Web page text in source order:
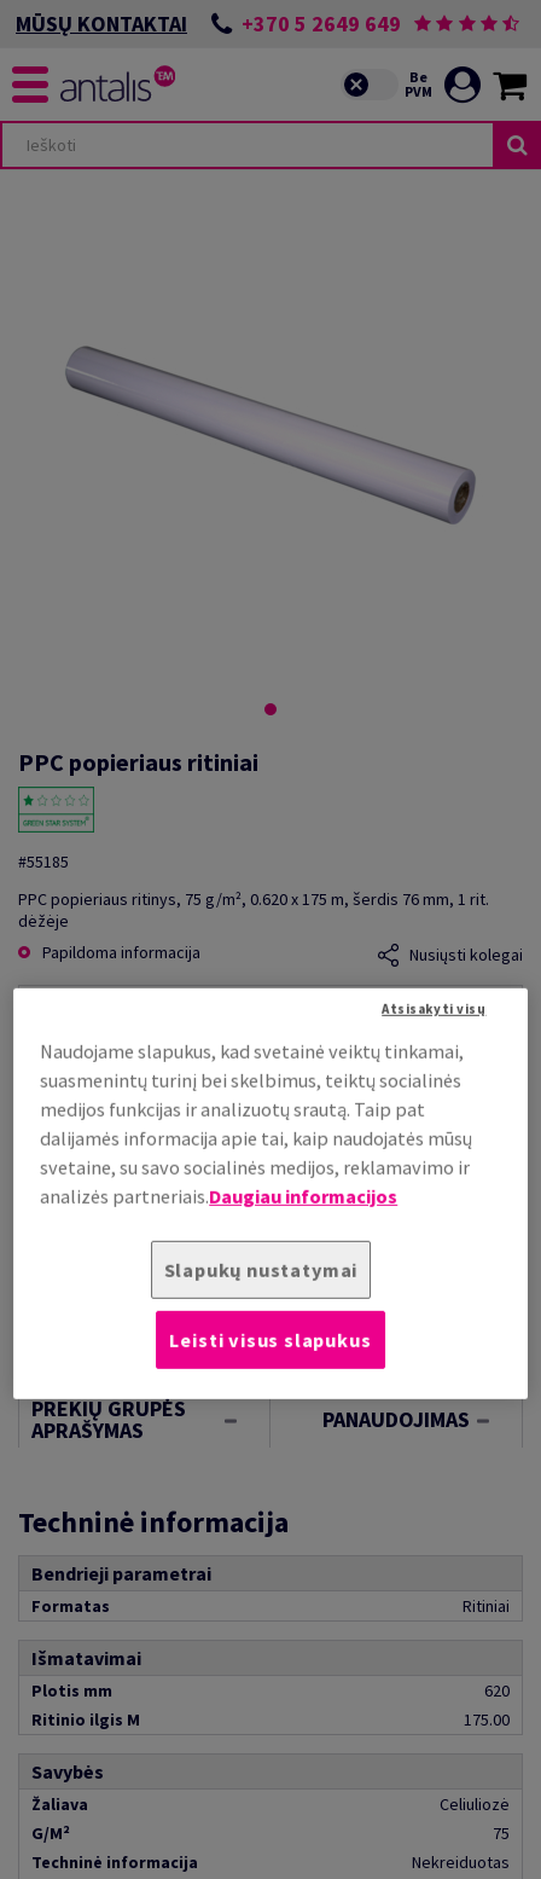
MŪSŲ KONTAKTAI +370 5 2649 649
PPC popieriaus ritiniai
#55185
PPC popieriaus ritinys, 75 g/m², 0.620 x 175 m, šerdis 76 mm, 1 rit.
dėžėje
Papildoma informacija
Nusiųsti kolegai
už 1 rit.
(8,14 kg )
PALAIKOMA SANDĖLYJE
Kiekių palyginimas
rit.
PREKIŲ GRUPĖS
APRAŠYMAS PANAUDOJIMAS
Techninė informacija
Bendrieji parametrai
Formatas Ritiniai
Išmatavimai
Plotis mm
620
Ritinio ilgis M
175.00
Savybės
Žaliava
Celiuliozė
G/M²
75
Techninė informacija
Nekreiduotas
Naudojame slapukus, kad svetainė veiktų tinkamai,
suasmenintų turinį bei skelbimus, teiktų socialinės
medijos funkcijas ir analizuotų srautą. Taip pat
dalijamės informacija apie tai, kaip naudojatės mūsų
svetaine, su savo socialinės medijos, reklamavimo ir
analizės partneriais.Daugiau informacijos
Slapukų nustatymai
Atsisakyti visų
Leisti visus slapukus